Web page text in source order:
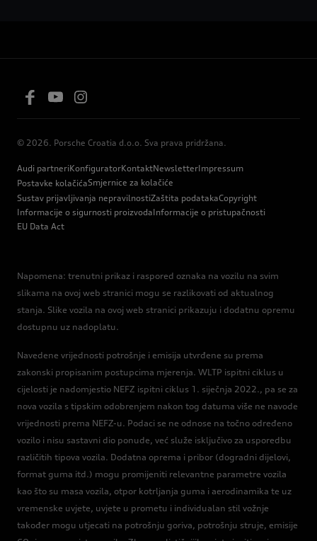
© 2026. Porsche Croatia d.o.o. Sva prava pridržana.
Audi partneriKonfiguratorKontaktNewsletterImpressum
Postavke kolačićaSmjernice za kolačiće
Sustav prijavljivanja nepravilnostiZaštita podatakaCopyright
Informacije o sigurnosti proizvodaInformacije o pristupačnosti
EU Data Act
Napomena: trenutni prikaz i raspored oznaka na vozilu na svim
slikama na ovoj web stranici mogu se razlikovati od aktualnog
stanja. Slike vozila na ovoj web stranici prikazuju i dodatnu opremu
dostupnu uz nadoplatu.
Navedene vrijednosti potrošnje i emisija utvrđene su prema
zakonski propisanim postupcima mjerenja. WLTP ispitni ciklus u
cijelosti je nadomjestio NEFZ ispitni ciklus 1. siječnja 2022., pa se za
nova vozila s tipskim odobrenjem nakon tog datuma više ne navode
vrijednosti prema NEFZ-u. Podaci se ne odnose na točno određeno
vozilo i nisu sastavni dio ponude, već služe isključivo za usporedbu
različitih tipova vozila. Dodatna oprema i pribor (dogradni dijelovi,
format guma itd.) mogu promijeniti relevantne parametre vozila
kao što su masa vozila, otpor kotrljanja guma i aerodinamika te uz
vremenske uvjete, uvjete u prometu i individualan stil vožnje
također mogu utjecati na potrošnju goriva, potrošnju struje, emisije